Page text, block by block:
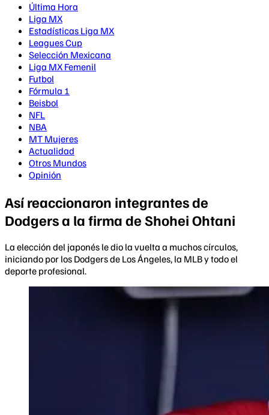
Última Hora
Liga MX
Estadísticas Liga MX
Leagues Cup
Selección Mexicana
Liga MX Femenil
Futbol
Fórmula 1
Beisbol
NFL
NBA
MT Mujeres
Actualidad
Otros Mundos
Opinión
Así reaccionaron integrantes de
Dodgers a la firma de Shohei Ohtani
La elección del japonés le dio la vuelta a muchos círculos,
iniciando por los Dodgers de Los Ángeles, la MLB y todo el
deporte profesional.